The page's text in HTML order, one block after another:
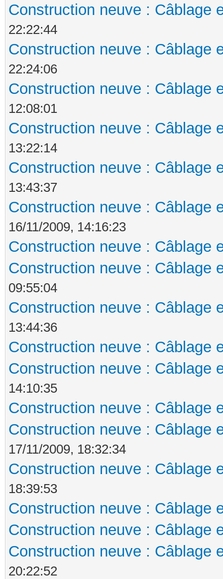
Construction neuve : Câblage
22:22:44
Construction neuve : Câblage
22:24:06
Construction neuve : Câblage
12:08:01
Construction neuve : Câblage
13:22:14
Construction neuve : Câblage
13:43:37
Construction neuve : Câblage
16/11/2009, 14:16:23
Construction neuve : Câblage
Construction neuve : Câblage
09:55:04
Construction neuve : Câblage
13:44:36
Construction neuve : Câblage
Construction neuve : Câblage
14:10:35
Construction neuve : Câblage
Construction neuve : Câblage
17/11/2009, 18:32:34
Construction neuve : Câblage
18:39:53
Construction neuve : Câblage
Construction neuve : Câblage
Construction neuve : Câblage
20:22:52